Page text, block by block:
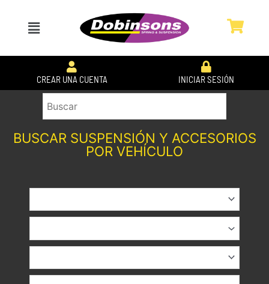
contenido
Menú
CREAR UNA CUENTA INICIAR SESIÓN
BUSCAR SUSPENSIÓN Y ACCESORIOS
POR VEHÍCULO